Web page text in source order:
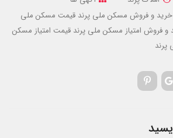
خرید و فروش مسکن ملی پرند قیمت مسکن ملی
و فروش امتیاز مسکن ملی پرند قیمت امتیاز مسکن
پرند